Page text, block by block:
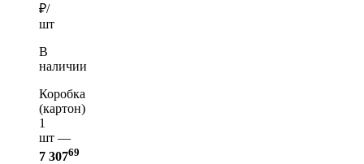
₽/
шт
В
наличии
Коробка
(картон)
1
шт —
7 30769